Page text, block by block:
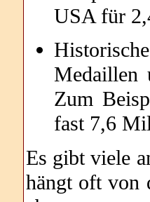
USA für
Medaillen
Zum
fast 7,6
Es gibt viele
hängt oft von